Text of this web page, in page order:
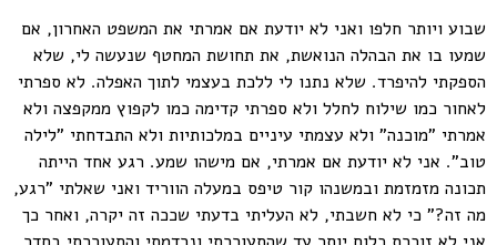
שבוע ויותר חלפו ואני לא יודעת אם אמרתי את המשפט האחרון, אם
שמעו בו את הבהלה הנואשת, את תחושת המחטף שנעשה לי, שלא
הספקתי להיפרד. שלא נתנו לי ללכת בעצמי לתוך האפלה. לא ספרתי
לאחור כמו שילוח לחלל ולא ספרתי קדימה כמו לקפוץ ממקפצה ולא
אמרתי "מוכנה" ולא עצמתי עיניים במלכותיות ולא התבדחתי "לילה
טוב". אני לא יודעת אם אמרתי, אם מישהו שמע. רגע אחד הייתה
תכונה מזמזמת ובמשנהו קור טיפס במעלה הווריד ואני שאלתי "רגע,
מה זה?" כי לא חשבתי, לא העליתי בדעתי שככה זה יקרה, ואחר כך